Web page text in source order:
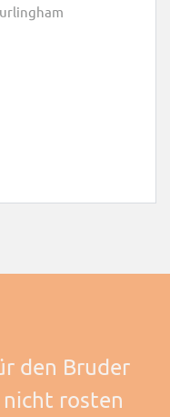
den Bruder
nicht rosten